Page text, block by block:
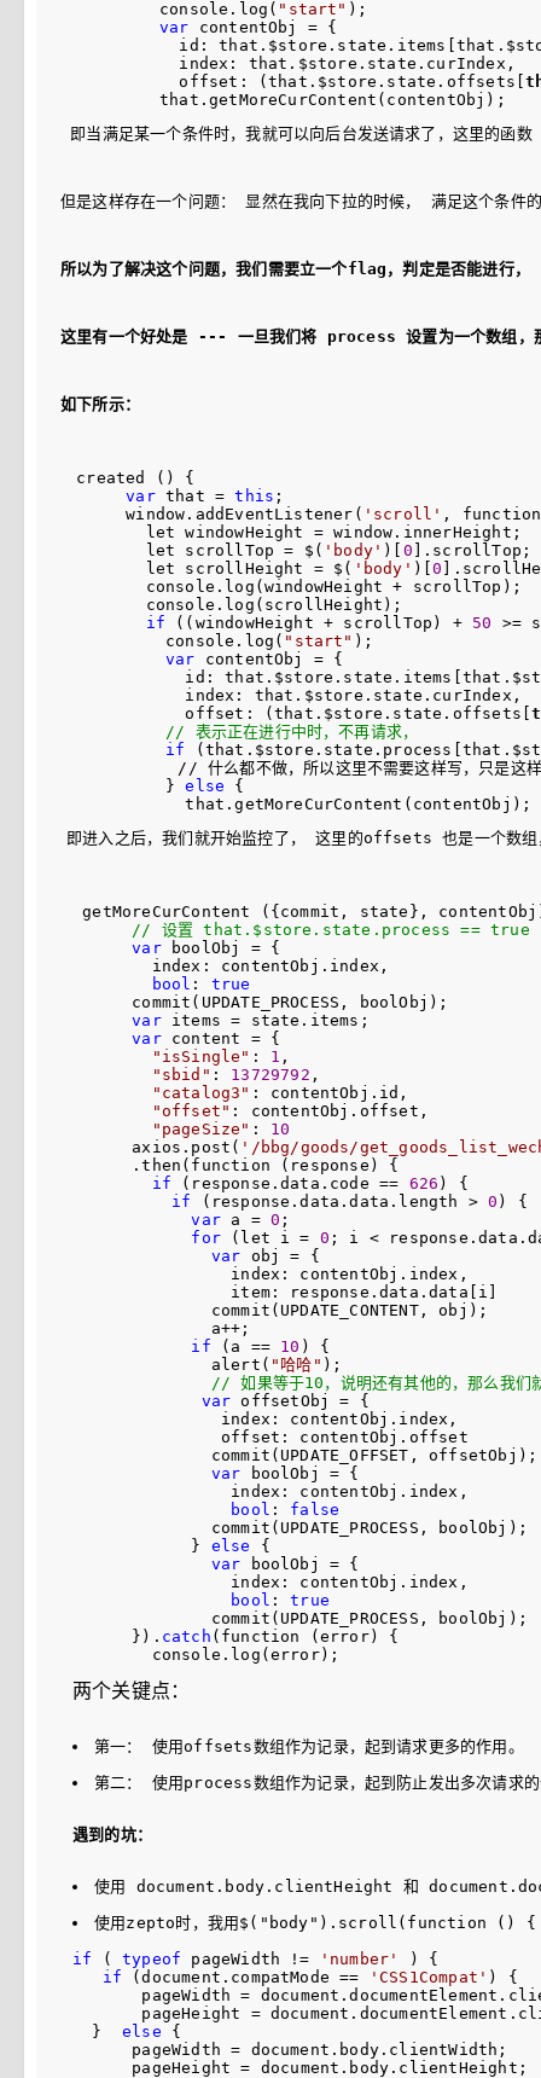
          console.log(
" start " );
var contentObj = {
id:
            index: that.$store.state.curIndex,
            offset: (that.$store.state.offsets[
即当满足某一个条件时，我就可以向后台发送请求了，这里
但是这样存在一个问题： 显然在我向下拉的时候， 满足这个条件
所以为了解决这个问题，我们需要立一个flag，判定是否能进
这里有一个好处是 --- 一旦我们将 process 设置为一个数组，
如下所示：
created () {
var that = this ;
      window.addEventListener(
' scroll ' ,
        let windowHeight
= window.innerHeight;
        let scrollTop
= $( ' body ' )[ 0 ].scrollTop;
        let scrollHeight
= $( ' body ' )[0
        console.log(windowHeight
+ scrollTop);
        console.log(scrollHeight);
if ((windowHeight + scrollTop) + 50 >=
          console.log(
" start " );
var contentObj = {
id:
            index: that.$store.state.curIndex,
            offset: (that.$store.state.offsets[
// 表示正在进行中时，不再请求，
if
// 什么都不做，所以这里不需要这样写，只是这样可
          }
else {
即进入之后，我们就开始监控了， 这里的offsets 也是一个数组
getMoreCurContent ({commit, state},
//
设置 that.$store.state.process == true
var boolObj = {
        index: contentObj.index,
bool : true
      commit(UPDATE_PROCESS, boolObj);
var items = state.items;
var content = {
" isSingle " : 1 ,
" sbid " : 13729792 ,
" catalog3 " : contentObj.id,
"offset " : contentObj.offset,
" pageSize " : 10
      axios.post(
' /bbg/goods/
      .then(function (response) {
if (response.data.code == 626 ) {
if (response.data.data.length > 0 ) {
var a = 0 ;
for (let i = 0 ; i <
var obj = {
                index: contentObj.index,
                item: response.data.data[i]
              commit(UPDATE_CONTENT, obj);
              a
++ ;
if (a == 10 ) {
              alert(
" 哈哈 " );
// 如果等于10，说明还有其他的，那么我
var offsetObj = {
               index: contentObj.index,
               offset: contentObj.offset
              commit(UPDATE_OFFSET, offsetObj);
var boolObj = {
                index: contentObj.index,
bool : false
              commit(UPDATE_PROCESS, boolObj);
            }
else
{
var boolObj = {
                index: contentObj.index,
bool : true
              commit(UPDATE_PROCESS, boolObj);
      }).
catch (function (error) {
两个关键点：
第一： 使用offsets数组作为记录，起到请求更多的作用。
第二： 使用process数组作为记录，起到防止发出多次请求
遇到的坑：
使用 document.body.clientHeight 和
使用zepto时，我用$("body").scroll(function () { //
if ( typeof pageWidth != ' number '
) {
if (document.compatMode == 'CSS1Compat ' ) {
       pageWidth
=
       pageHeight
=
  }
else {
      pageWidth
= document.body.clientWidth;
      pageHeight
=